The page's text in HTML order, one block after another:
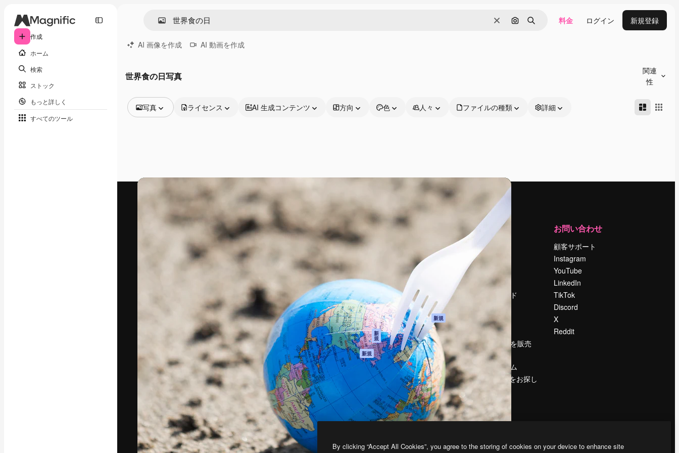
作成
ホーム
検索
ストック
もっと詳しく
すべてのツール
消去 画像で検索
検索 料金 ログイン 新規登録
AI 画像を作成 AI 動画を作成
世界食の日写真
関連
性
写真
動画
モーショングラフィックス
ライセンス AI 生成コンテンツ 方向 色 人々 ファイルの種類 詳細
最高のクリエイティブ制作を導くためのプラ
ットフォーム。クリエイター、企業、代理
店、スタジオを含む100万人以上が利用して
製品
Spaces
AI アシスタント
AI 画像生成ツール
AI 動画生成ツール
AI 音声合成ツール
ストックコンテン
ツ
Claude/ChatGPT
向けMCP
新
規
エージェント 新規
API
モバイルアプリ
すべてのMagnificツ
ール
はじめに
ドキュメント
サポート
利用規約
プライバシーポリ
シー
オリジナル 新規
クッキーポリシー
トラストセンター
アフィリエイト
法人向け
運営
料金
会社概要
Reviews
採用情報
検索トレンド
イベント
Slidesgo
コンテンツを販売
する
プレスルーム
magnific.aiをお探し
ですか？
お問い合わせ
顧客サポート
Instagram
YouTube
LinkedIn
TikTok
Discord
X
Reddit
Copyright © 2010- 2026 Freepik Company S.L.U.無断複写・転載を禁じます
By clicking “Accept All Cookies”, you agree to the storing of cookies on your device to enhance site